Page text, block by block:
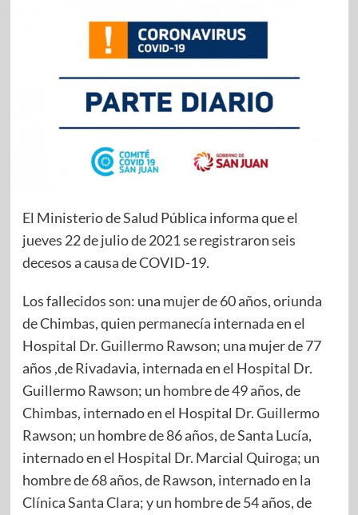
El Ministerio de Salud Pública informa que el
jueves 22 de julio de 2021 se registraron seis
decesos a causa de COVID-19.
Los fallecidos son: una mujer de 60 años, oriunda
de Chimbas, quien permanecía internada en el
Hospital Dr. Guillermo Rawson; una mujer de 77
años ,de Rivadavia, internada en el Hospital Dr.
Guillermo Rawson; un hombre de 49 años, de
Chimbas, internado en el Hospital Dr. Guillermo
Rawson; un hombre de 86 años, de Santa Lucía,
internado en el Hospital Dr. Marcial Quiroga; un
hombre de 68 años, de Rawson, internado en la
Clínica Santa Clara; y un hombre de 54 años, de